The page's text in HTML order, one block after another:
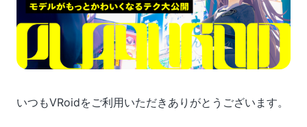
いつもVRoidをご利用いただきありがとうございます。